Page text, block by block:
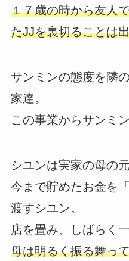
１７歳の時から友人
たJJを裏切ることは
サンミンの態度を隣
家達。
この事業からサンミ
シユンは実家の母の元
今まで貯めたお金を
渡すシユン。
店を畳み、しばらく
母は明るく振る舞っ